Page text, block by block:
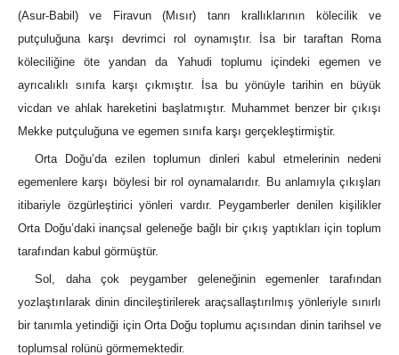
(Asur-Babil) ve Firavun (Mısır) tanrı krallıklarının kölecilik ve
putçuluğuna karşı devrimci rol oynamıştır. İsa bir taraftan Roma
köleciliğine öte yandan da Yahudi toplumu içindeki egemen ve
ayrıcalıklı sınıfa karşı çıkmıştır. İsa bu yönüyle tarihin en büyük
vicdan ve ahlak hareketini başlatmıştır. Muhammet benzer bir çıkışı
Mekke putçuluğuna ve egemen sınıfa karşı gerçekleştirmiştir.
Orta Doğu’da ezilen toplumun dinleri kabul etmelerinin nedeni
egemenlere karşı böylesi bir rol oynamalarıdır. Bu anlamıyla çıkışları
itibariyle özgürleştirici yönleri vardır. Peygamberler denilen kişilikler
Orta Doğu’daki inançsal geleneğe bağlı bir çıkış yaptıkları için toplum
tarafından kabul görmüştür.
Sol, daha çok peygamber geleneğinin egemenler tarafından
yozlaştırılarak dinin dincileştirilerek araçsallaştırılmış yönleriyle sınırlı
bir tanımla yetindiği için Orta Doğu toplumu açısından dinin tarihsel ve
toplumsal rolünü görmemektedir.